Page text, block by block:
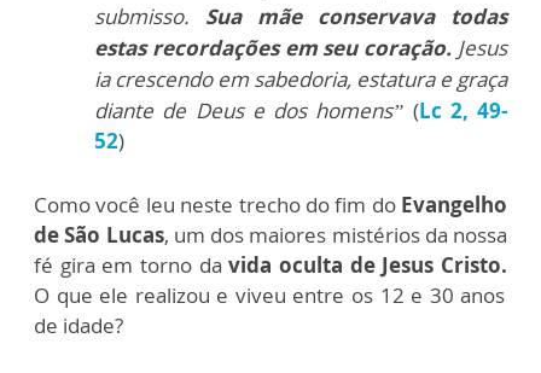
submisso. Sua mãe conservava todas
estas recordações em seu coração. Jesus
ia crescendo em sabedoria, estatura e graça
diante de Deus e dos homens” (Lc 2, 49-
52)
Como você leu neste trecho do fim do Evangelho
de São Lucas, um dos maiores mistérios da nossa
fé gira em torno davida oculta de Jesus Cristo.
O que ele realizou e viveu entre os 12 e 30 anos
de idade?